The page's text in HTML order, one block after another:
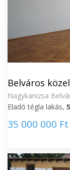
Belváros
Nagykanizsa
Eladó tégla lakás,
35 000 000 Ft